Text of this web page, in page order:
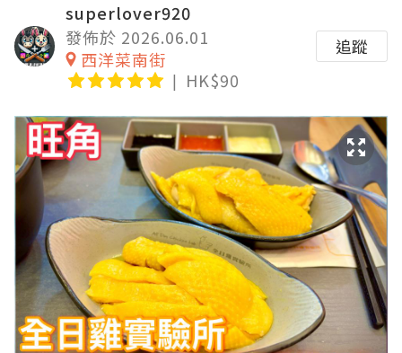
superlover920
發佈於 2026.06.01
西洋菜南街
HK$90
追蹤